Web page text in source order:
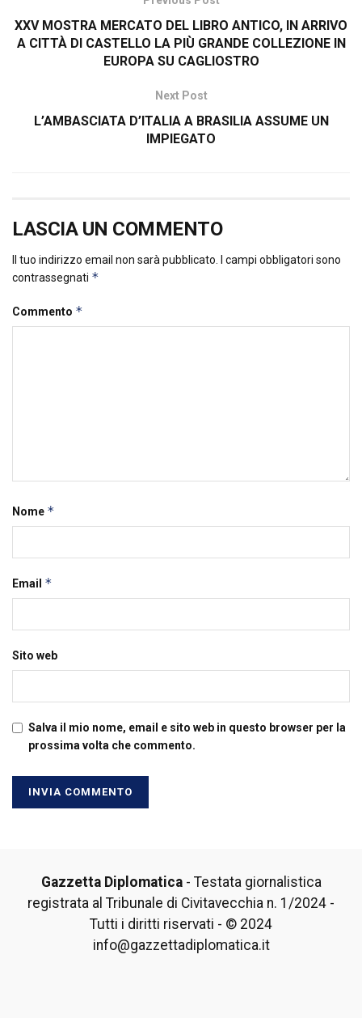
XXV MOSTRA MERCATO DEL LIBRO ANTICO, IN ARRIVO
A CITTÀ DI CASTELLO LA PIÙ GRANDE COLLEZIONE IN
EUROPA SU CAGLIOSTRO
Next Post
L’AMBASCIATA D’ITALIA A BRASILIA ASSUME UN
IMPIEGATO
LASCIA UN COMMENTO
Il tuo indirizzo email non sarà pubblicato.
I campi obbligatori sono
contrassegnati *
Commento *
Nome *
Email *
Sito web
Salva il mio nome, email e sito web in questo browser per la
prossima volta che commento.
Gazzetta Diplomatica- Testata giornalistica
registrata al Tribunale di Civitavecchia n. 1/2024 -
Tutti i diritti riservati - © 2024
info@gazzettadiplomatica.it